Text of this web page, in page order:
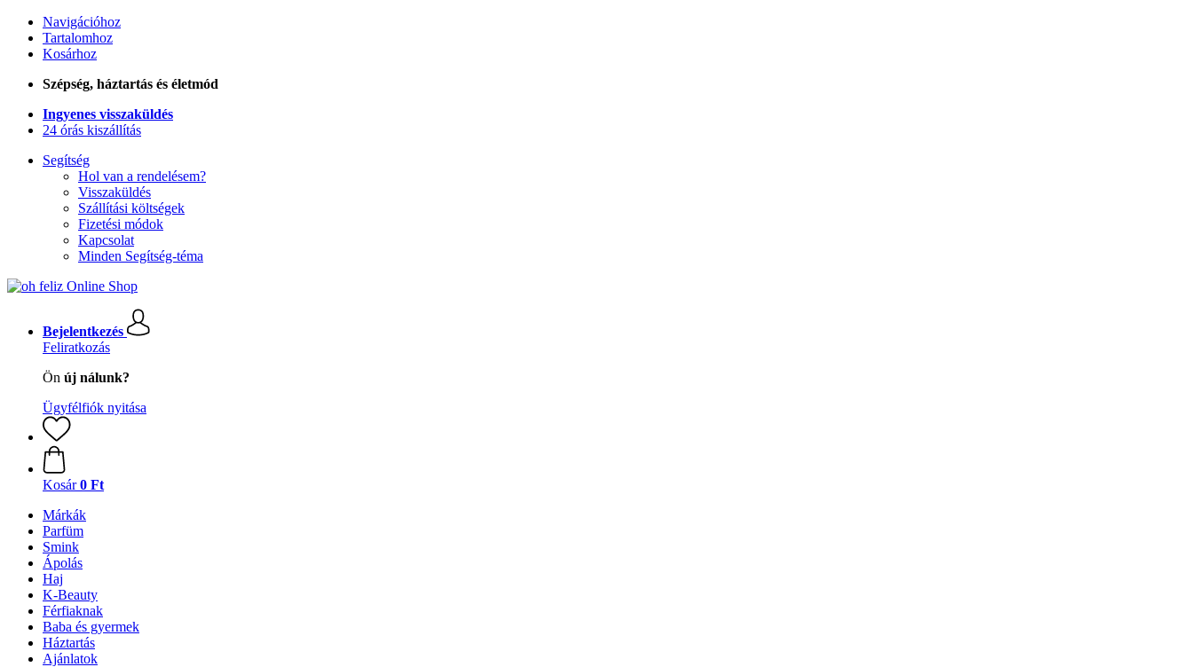
Navigációhoz
Tartalomhoz
Kosárhoz
Szépség, háztartás és életmód
Ingyenes visszaküldés
24 órás kiszállítás
Segítség
Hol van a rendelésem?
Visszaküldés
Szállítási költségek
Fizetési módok
Kapcsolat
Minden Segítség-téma
Bejelentkezés
Feliratkozás
Ön új nálunk?
Ügyfélfiók nyitása
Kosár 0 Ft
Márkák
Parfüm
Smink
Ápolás
Haj
K-Beauty
Férfiaknak
Baba és gyermek
Háztartás
Ajánlatok